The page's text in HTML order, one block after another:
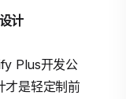
计
Plus开发公
才是轻定制前